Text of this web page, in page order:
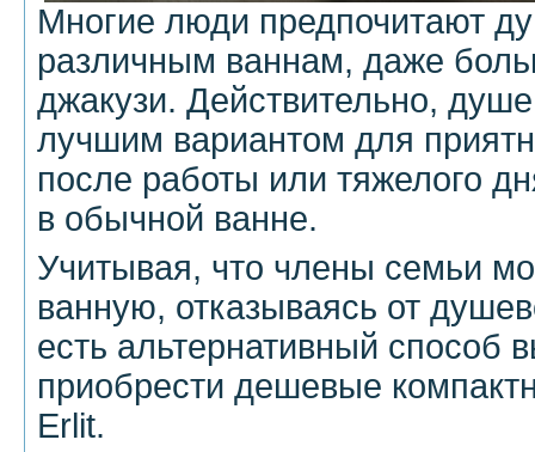
Многие люди предпочитают
различным ваннам, даже
джакузи. Действительно,
лучшим вариантом для
после работы или тяжелого
в обычной ванне.
Учитывая, что члены семьи
ванную, отказываясь от
есть альтернативный способ
приобрести дешевые
Erlit.